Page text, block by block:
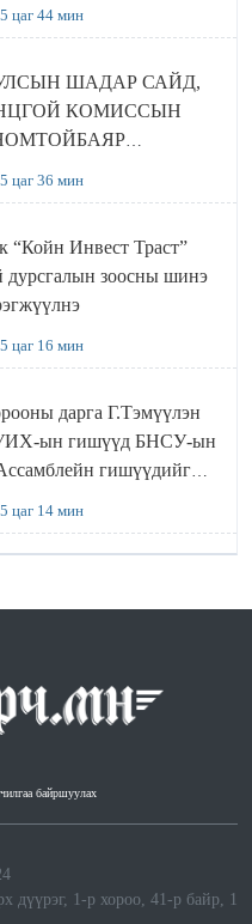
цаг 44 мин
ШАДАР САЙД,
КОМИССЫН
цаг 36 мин
“Койн Инвест Траст”
дурсгалын зоосны шинэ
цаг 16 мин
дарга Г.Тэмүүлэн
УИХ-ын гишүүд БНСУ-ын
гишүүдийг
цаг 14 мин
байршуулах
дүүрэг, 1-р хороо, 41-р байр, 1